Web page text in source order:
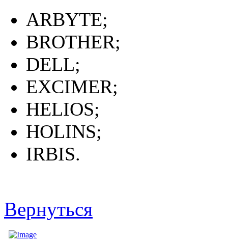
ARBYTE;
BROTHER;
DELL;
EXCIMER;
HELIOS;
HOLINS;
IRBIS.
Вернуться